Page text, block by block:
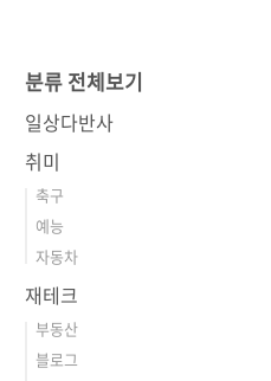
분류 전체보기
일상다반사
취미
축구
예능
자동차
재테크
부동산
블로그